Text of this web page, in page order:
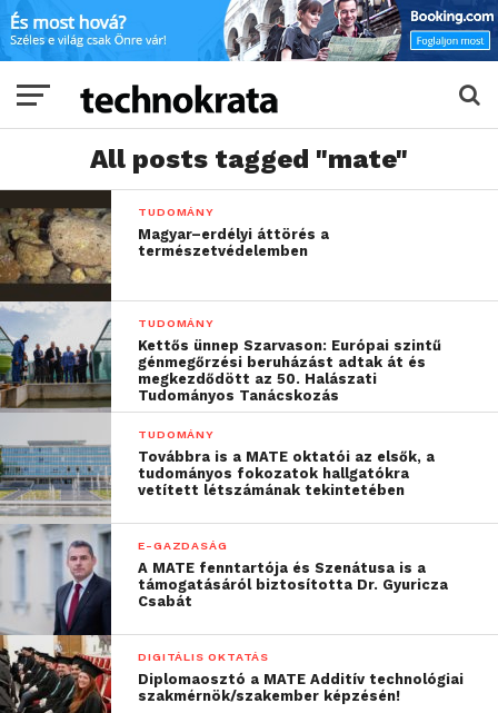
All posts tagged "mate"
TUDOMÁNY
Magyar–erdélyi áttörés a
természetvédelemben
TUDOMÁNY
Kettős ünnep Szarvason: Európai szintű
génmegőrzési beruházást adtak át és
megkezdődött az 50. Halászati
Tudományos Tanácskozás
TUDOMÁNY
Továbbra is a MATE oktatói az elsők, a
tudományos fokozatok hallgatókra
vetített létszámának tekintetében
E-GAZDASÁG
A MATE fenntartója és Szenátusa is a
támogatásáról biztosította Dr. Gyuricza
Csabát
DIGITÁLIS OKTATÁS
Diplomaosztó a MATE Additív technológiai
szakmérnök/szakember képzésén!